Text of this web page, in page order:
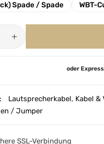
Spade / Spade
WBT-
oder
Lautsprecherkabel, Kabel
/ Jumper
SSL-Verbindung